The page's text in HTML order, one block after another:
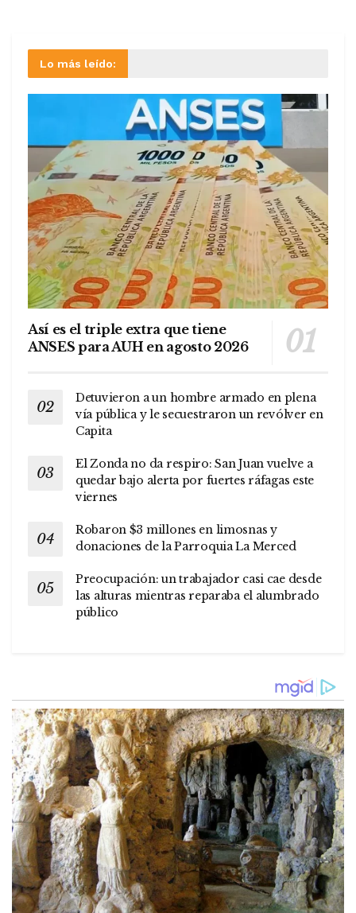
Lo más leído:
Así es el triple extra que tiene
ANSES para AUH en agosto 2026
Detuvieron a un hombre armado en plena
vía pública y le secuestraron un revólver en
Capita
El Zonda no da respiro: San Juan vuelve a
quedar bajo alerta por fuertes ráfagas este
viernes
Robaron $3 millones en limosnas y
donaciones de la Parroquia La Merced
Preocupación: un trabajador casi cae desde
las alturas mientras reparaba el alumbrado
público